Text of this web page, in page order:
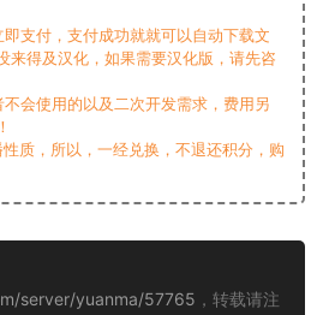
支付，支付成功就就可以自动下载文
来得及汉化，如果需要汉化版，请先咨
会使用的以及二次开发需求，费用另
质，所以，一经兑换，不退还积分，购
server/yuanma/57765 ，转载请注